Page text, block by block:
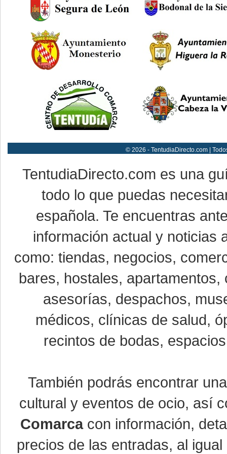
© 2026 - TentudiaDirecto.com |
TentudiaDirecto.com es una
todo lo que puedas
española. Te encuentras
información actual y noticias
como: tiendas, negocios,
bares, hostales,
asesorías, despachos,
médicos, clínicas de salud,
recintos de bodas,
También podrás encontrar
cultural y eventos de ocio, así
Comarcacon información,
precios de las entradas, al